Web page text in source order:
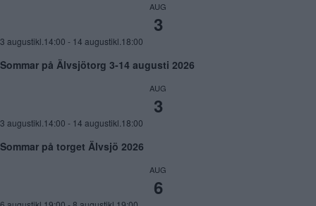
AUG
3
3 augustikl.14:00 - 14 augustikl.18:00
Sommar på Älvsjötorg 3-14 augusti 2026
AUG
3
3 augustikl.14:00 - 14 augustikl.18:00
Sommar på torget Älvsjö 2026
AUG
6